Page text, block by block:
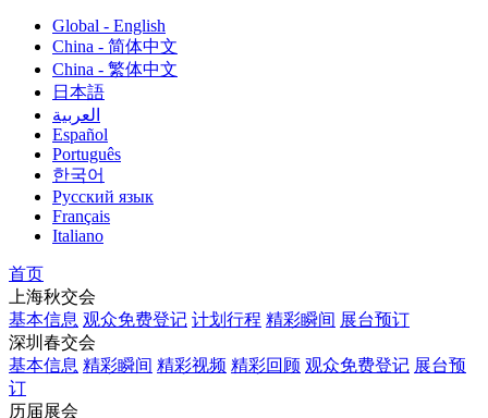
Global - English
China - 简体中文
China - 繁体中文
日本語
العربية
Español
Português
한국어
Русский язык
Français
Italiano
首页
上海秋交会
基本信息 观众免费登记 计划行程 精彩瞬间 展台预订
深圳春交会
基本信息 精彩瞬间 精彩视频 精彩回顾 观众免费登记 展台预
订
历届展会